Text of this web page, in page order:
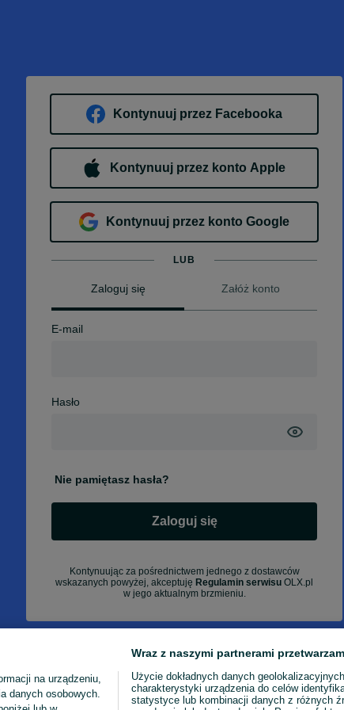
Kontynuuj przez Facebooka
Kontynuuj przez konto Apple
Kontynuuj przez konto Google
LUB
Zaloguj się Załóż konto
E-mail
Hasło
Nie pamiętasz hasła?
Zaloguj się
Kontynuując za pośrednictwem jednego z dostawców
wskazanych powyżej, akceptuję Regulamin serwisu OLX.pl
w jego aktualnym brzmieniu.
na urządzeniu,
danych osobowych.
Wraz z naszymi partnerami
Użycie dokładnych danych
charakterystyki urządzenia do celów
statystyce lub kombinacji danych z różnych